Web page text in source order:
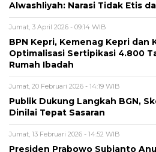
Alwashliyah: Narasi Tidak Etis
Jumat, 3 April 2026 - 09:14 WIB
BPN Kepri, Kemenag Kepri dan
Optimalisasi Sertipikasi 4.800
Rumah Ibadah
Jumat, 20 Februari 2026 - 14:19 WIB
Publik Dukung Langkah BGN,
Dinilai Tepat Sasaran
Jumat, 13 Februari 2026 - 14:52 WIB
Presiden Prabowo Subianto